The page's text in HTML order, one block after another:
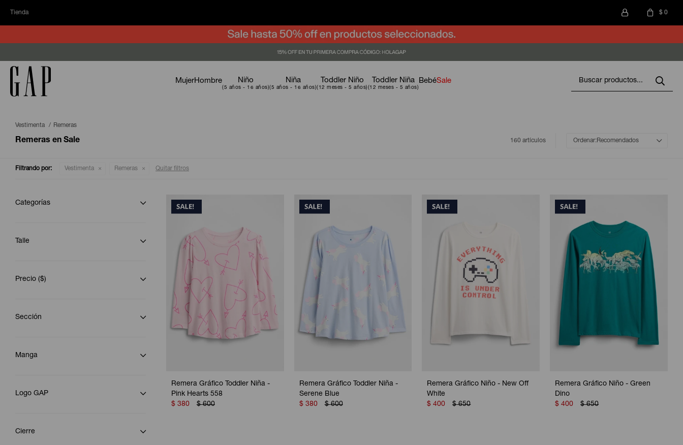
Tienda $ 0
MujerHombre Niño Niña Toddler Niño Toddler Niña BebéSale
Vestimenta Remeras
Remeras en Sale 160 artículos Recomendados
Filtrando por: Vestimenta Remeras Quitar filtros
Remera Gráfico Toddler Niña -
Pink Hearts 558
$ 380 $ 600
Remera Gráfico Toddler Niña -
Serene Blue
$ 380 $ 600
Remera Gráfico Niño - New Off
White
$ 400 $ 650
Remera Gráfico Niño - Green
Dino
$ 400 $ 650
Categorías
Talle
Precio ($)
Sección
Manga
Logo GAP
Cierre